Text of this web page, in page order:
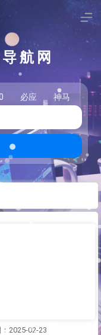
航网
必应 神马 头
2025-02-23